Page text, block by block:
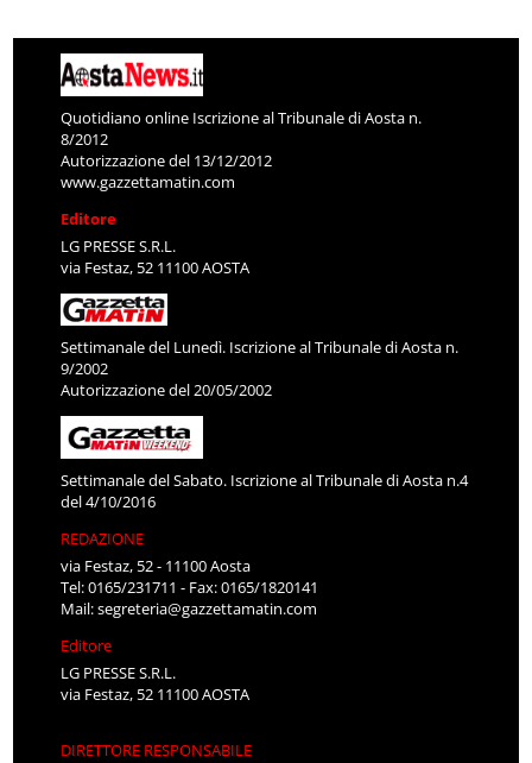
Quotidiano online Iscrizione al Tribunale di Aosta n.
8/2012
Autorizzazione del 13/12/2012
www.gazzettamatin.com
Editore
LG PRESSE S.R.L.
via Festaz, 52 11100 AOSTA
Settimanale del Lunedì. Iscrizione al Tribunale di Aosta n.
9/2002
Autorizzazione del 20/05/2002
Settimanale del Sabato. Iscrizione al Tribunale di Aosta n.4
del 4/10/2016
REDAZIONE
via Festaz, 52 - 11100 Aosta
Tel: 0165/231711 - Fax: 0165/1820141
Mail:segreteria@gazzettamatin.com
Editore
LG PRESSE S.R.L.
via Festaz, 52 11100 AOSTA
DIRETTORE RESPONSABILE